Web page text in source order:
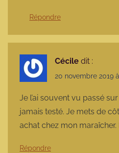
Répondre
Cécile dit :
20 novembre 2019
Je l’ai souvent vu passé
jamais testé. Je mets de
achat chez mon
Répondre